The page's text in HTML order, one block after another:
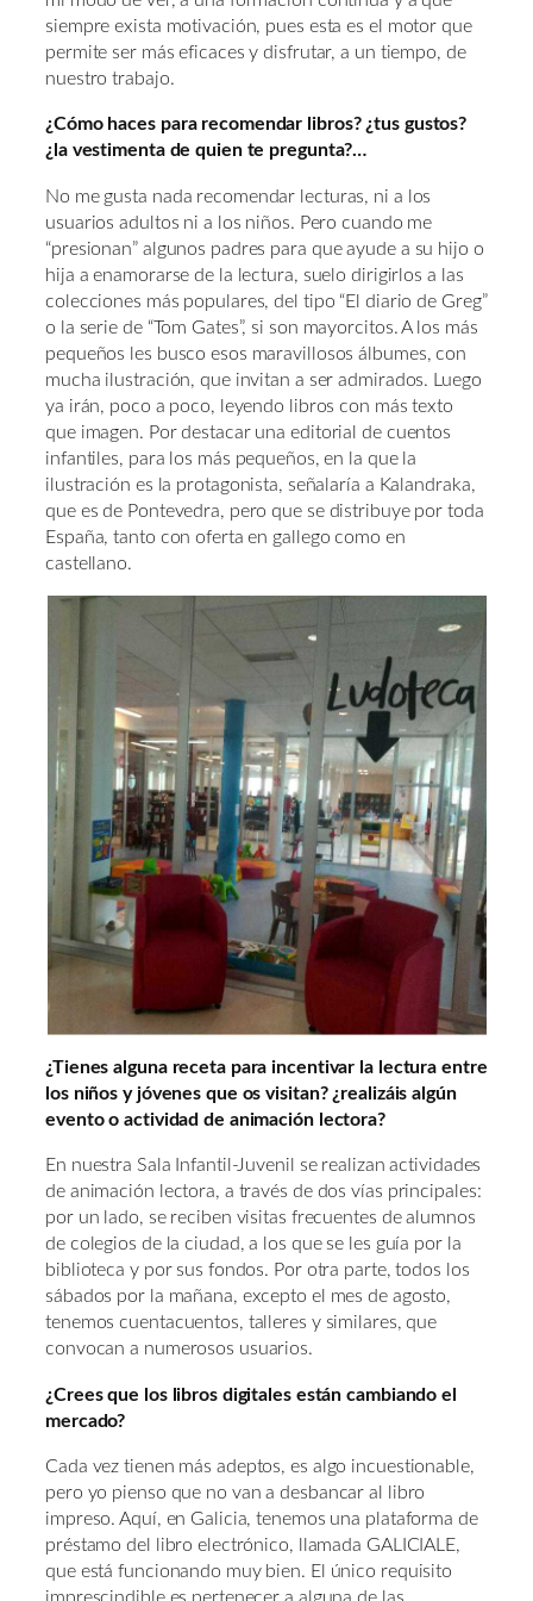
siempre exista motivación, pues esta es el motor que
permite ser más eficaces y disfrutar, a un tiempo, de
nuestro trabajo.
¿Cómo haces para recomendar libros? ¿tus gustos?
¿la vestimenta de quien te pregunta?…
No me gusta nada recomendar lecturas, ni a los
usuarios adultos ni a los niños. Pero cuando me
“presionan” algunos padres para que ayude a su hijo o
hija a enamorarse de la lectura, suelo dirigirlos a las
colecciones más populares, del tipo “El diario de Greg”
o la serie de “Tom Gates”, si son mayorcitos. A los más
pequeños les busco esos maravillosos álbumes, con
mucha ilustración, que invitan a ser admirados. Luego
ya irán, poco a poco, leyendo libros con más texto
que imagen. Por destacar una editorial de cuentos
infantiles, para los más pequeños, en la que la
ilustración es la protagonista, señalaría a Kalandraka,
que es de Pontevedra, pero que se distribuye por toda
España, tanto con oferta en gallego como en
castellano.
¿Tienes alguna receta para incentivar la lectura entre
los niños y jóvenes que os visitan? ¿realizáis algún
evento o actividad de animación lectora?
En nuestra Sala Infantil-Juvenil se realizan actividades
de animación lectora, a través de dos vías principales:
por un lado, se reciben visitas frecuentes de alumnos
de colegios de la ciudad, a los que se les guía por la
biblioteca y por sus fondos. Por otra parte, todos los
sábados por la mañana, excepto el mes de agosto,
tenemos cuentacuentos, talleres y similares, que
convocan a numerosos usuarios.
¿Crees que los libros digitales están cambiando el
mercado?
Cada vez tienen más adeptos, es algo incuestionable,
pero yo pienso que no van a desbancar al libro
impreso. Aquí, en Galicia, tenemos una plataforma de
préstamo del libro electrónico, llamada GALICIALE,
que está funcionando muy bien. El único requisito